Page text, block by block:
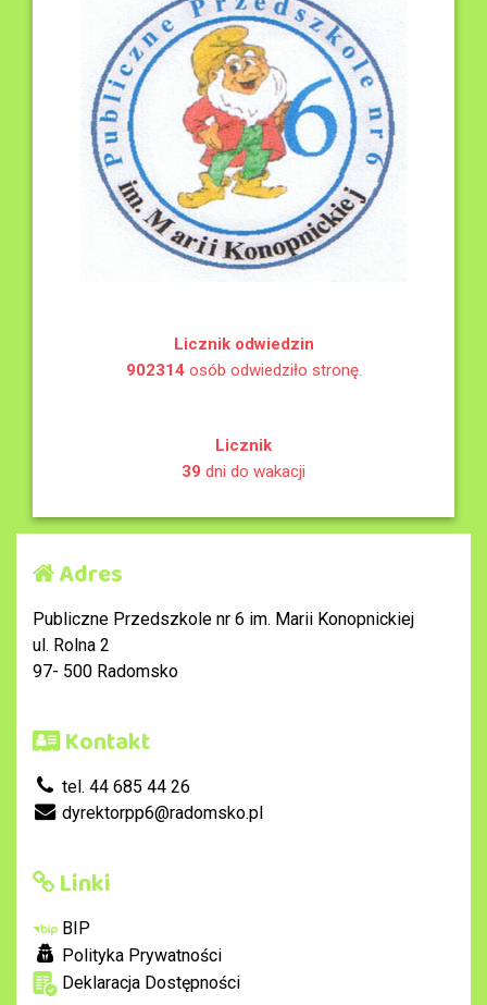
Licznik odwiedzin
902314osób odwiedziło stronę.
Licznik
39 dni do wakacji
Adres
Publiczne Przedszkole nr 6 im. Marii Konopnickiej
ul. Rolna 2
97- 500 Radomsko
Kontakt
tel. 44 685 44 26
dyrektorpp6@radomsko.pl
Linki
BIP
Polityka Prywatności
Deklaracja Dostępności